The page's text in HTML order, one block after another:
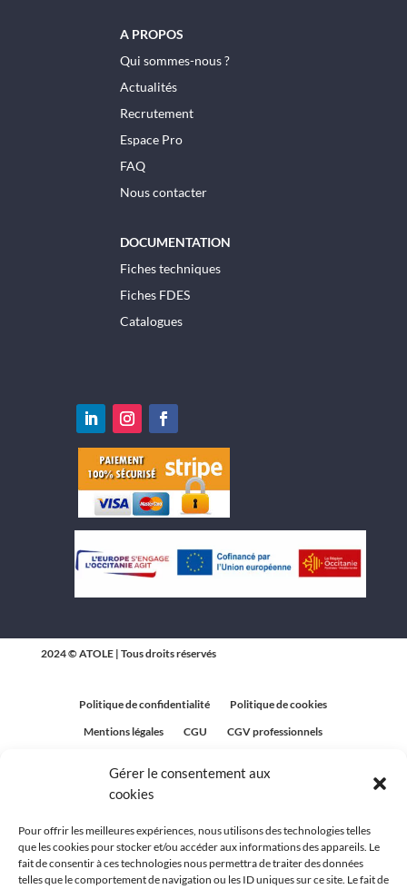
Gérer le consentement aux
cookies
Pour offrir les meilleures expériences, nous utilisons des technologies telles
que les cookies pour stocker et/ou accéder aux informations des appareils. Le
fait de consentir à ces technologies nous permettra de traiter des données
telles que le comportement de navigation ou les ID uniques sur ce site. Le fait de
A PROPOS
Qui sommes-nous ?
Actualités
Recrutement
Espace Pro
FAQ
Nous contacter
DOCUMENTATION
Fiches techniques
Fiches FDES
Catalogues
2024 © ATOLE | Tous droits réservés
Politique de confidentialité
Politique de cookies
Mentions légales
CGU
CGV professionnels
Politique relative aux avis clients